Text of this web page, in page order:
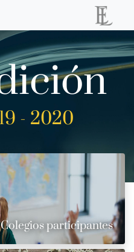
- 2020
Colegios participantes